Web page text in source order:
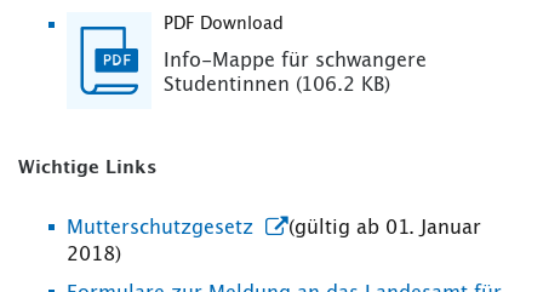
PDF Download
Info-Mappe für schwangere
Studentinnen (106.2 KB)
Wichtige Links
Mutterschutzgesetz
(gültig ab 01. Januar
2018)